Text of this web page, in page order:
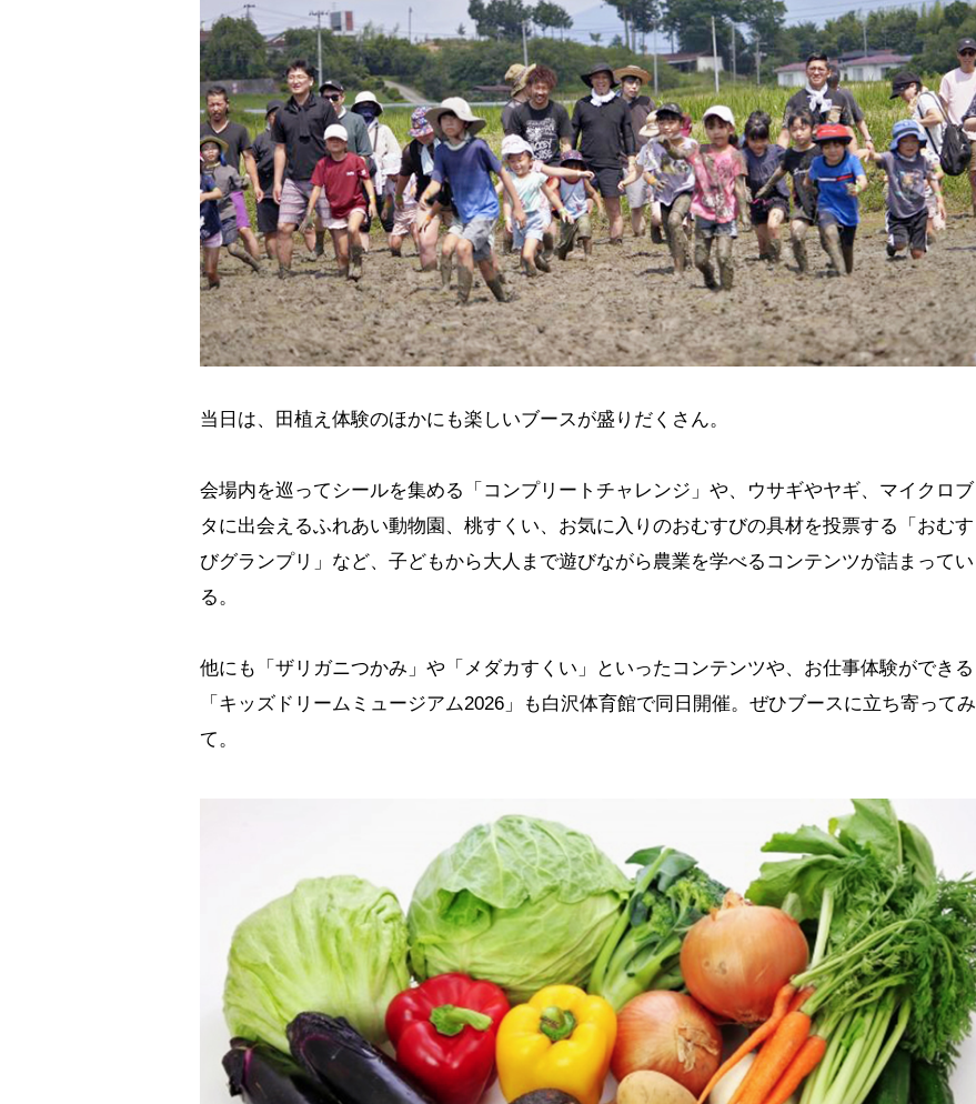
当日は、田植え体験のほかにも楽しいブースが盛りだくさん。
会場内を巡ってシールを集める「コンプリートチャレンジ」や、ウサギやヤギ、マイクロブ
タに出会えるふれあい動物園、桃すくい、お気に入りのおむすびの具材を投票する「おむす
びグランプリ」など、子どもから大人まで遊びながら農業を学べるコンテンツが詰まってい
る。
他にも「ザリガニつかみ」や「メダカすくい」といったコンテンツや、お仕事体験ができる
「キッズドリームミュージアム2026」も白沢体育館で同日開催。ぜひブースに立ち寄ってみ
て。